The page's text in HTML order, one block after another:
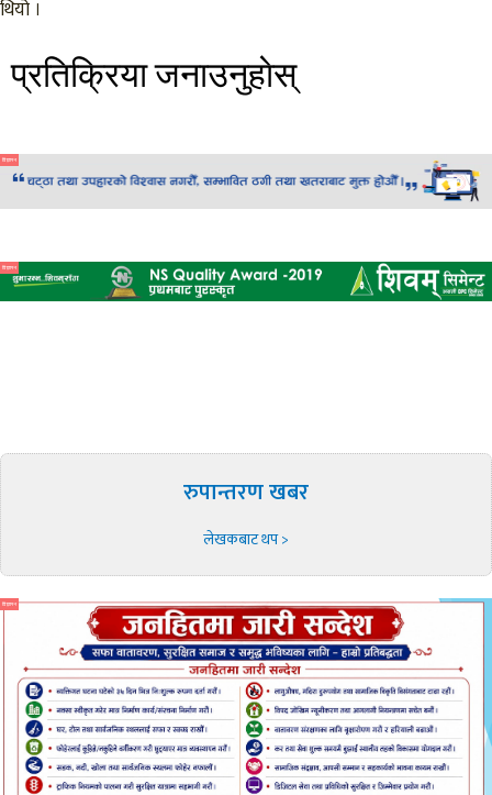
थियो ।
प्रतिक्रिया जनाउनुहाेस्
विज्ञापन
विज्ञापन
रुपान्तरण खबर
लेखकबाट थप >
विज्ञापन